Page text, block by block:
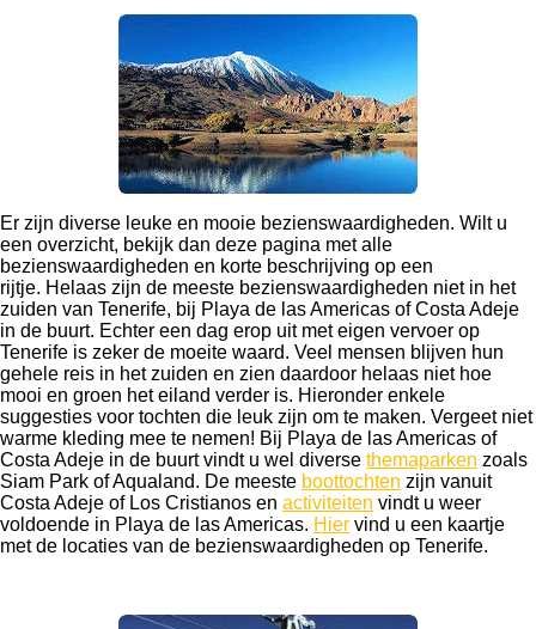
Er zijn diverse leuke en mooie bezienswaardigheden. Wilt u
een overzicht, bekijk dan deze pagina met alle
bezienswaardigheden en korte beschrijving op een
rijtje. Helaas zijn de meeste bezienswaardigheden niet in het
zuiden van Tenerife, bij Playa de las Americas of Costa Adeje
in de buurt. Echter een dag erop uit met eigen vervoer op
Tenerife is zeker de moeite waard. Veel mensen blijven hun
gehele reis in het zuiden en zien daardoor helaas niet hoe
mooi en groen het eiland verder is. Hieronder enkele
suggesties voor tochten die leuk zijn om te maken. Vergeet niet
warme kleding mee te nemen! Bij Playa de las Americas of
Costa Adeje in de buurt vindt u wel diverse themaparken zoals
Siam Park of Aqualand. De meeste boottochten zijn vanuit
Costa Adeje of Los Cristianos en activiteiten vindt u weer
voldoende in Playa de las Americas. Hier vind u een kaartje
met de locaties van de bezienswaardigheden op Tenerife.